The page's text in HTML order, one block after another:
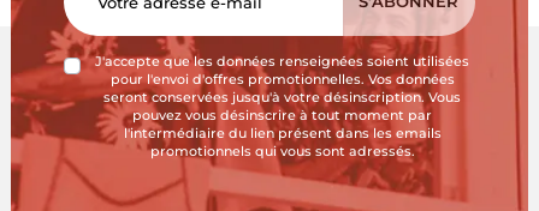
J'accepte que les données renseignées soient utilisées
pour l'envoi d'offres promotionnelles. Vos données
seront conservées jusqu'à votre désinscription. Vous
pouvez vous désinscrire à tout moment par
l'intermédiaire du lien présent dans les emails
promotionnels qui vous sont adressés.